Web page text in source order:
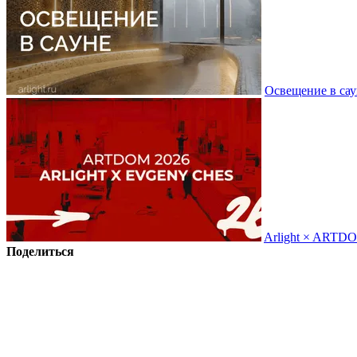
Освещение в
Arlight ×
Поделиться